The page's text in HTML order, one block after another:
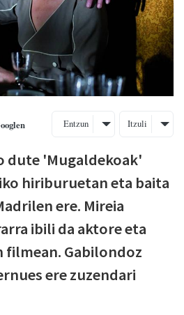
Entzun Itzuli
dute 'Mugaldekoak'
hiriburuetan eta baita
ere. Mireia
ibili da aktore eta
filmean. Gabilondoz
ere zuzendari